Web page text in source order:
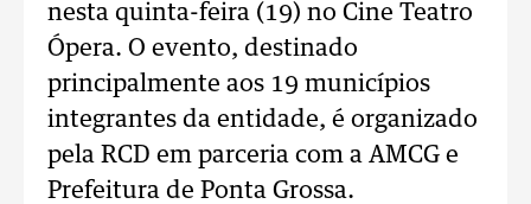
nesta quinta-feira (19) no Cine Teatro
Ópera. O evento, destinado
principalmente aos 19 municípios
integrantes da entidade, é organizado
pela RCD em parceria com a AMCG e
Prefeitura de Ponta Grossa.